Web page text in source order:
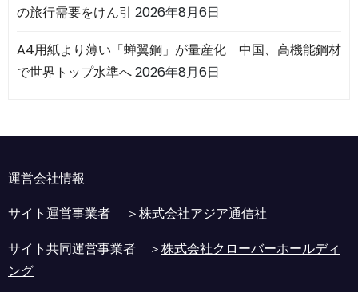
の旅行需要をけん引 2026年8月6日
A4用紙より薄い「蝉翼鋼」が量産化 中国、高機能鋼材
で世界トップ水準へ2026年8月6日
運営会社情報
サイト運営事業者 ＞株式会社アジア通信社
サイト共同運営事業者 ＞株式会社クローバーホールディ
ング